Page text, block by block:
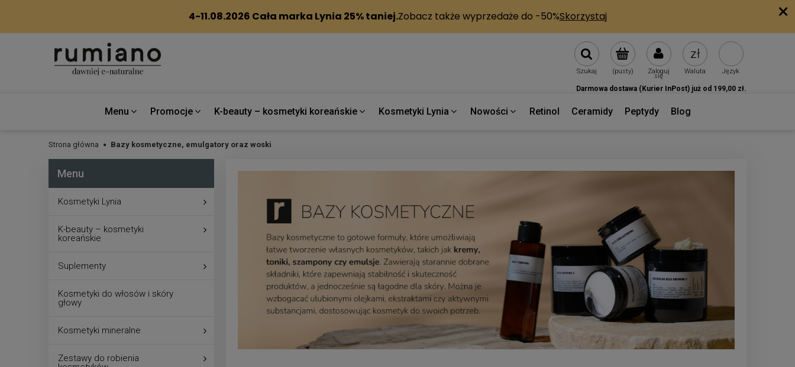
(pusty) Zaloguj
się
Szukaj Waluta Język
Darmowa dostawa (Kurier InPost) już od 199,00 zł.
Menu Promocje K-beauty – kosmetyki koreańskie Kosmetyki Lynia Nowości Retinol Ceramidy Peptydy Blog
Strona główna Bazy kosmetyczne, emulgatory oraz woski
Menu
Kosmetyki Lynia
K-beauty – kosmetyki
koreańskie
Suplementy
Kosmetyki do włosów i skóry
głowy
Kosmetyki mineralne
Zestawy do robienia